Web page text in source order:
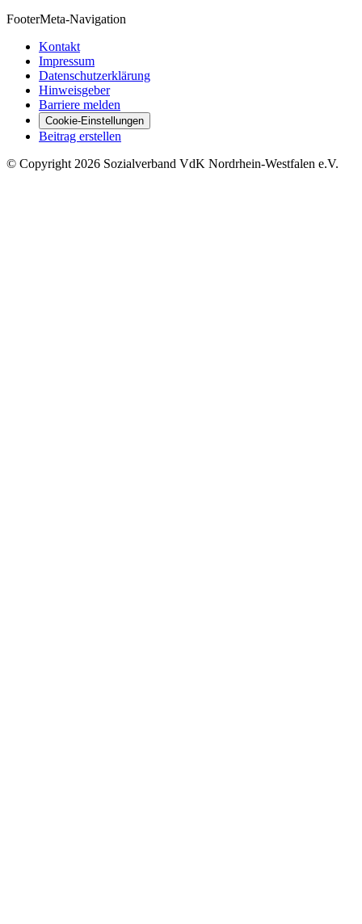
FooterMeta-Navigation
Kontakt
Impressum
Datenschutzerklärung
Hinweisgeber
Barriere melden
Cookie-Einstellungen
Beitrag erstellen
© Copyright 2026 Sozialverband VdK Nordrhein-Westfalen e.V.